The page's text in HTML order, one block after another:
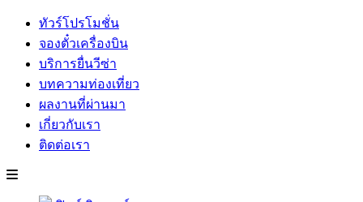
ทัวร์โปรโมชั่น
จองตั๋วเครื่องบิน
บริการยื่นวีซ่า
บทความท่องเที่ยว
ผลงานที่ผ่านมา
เกี่ยวกับเรา
ติดต่อเรา